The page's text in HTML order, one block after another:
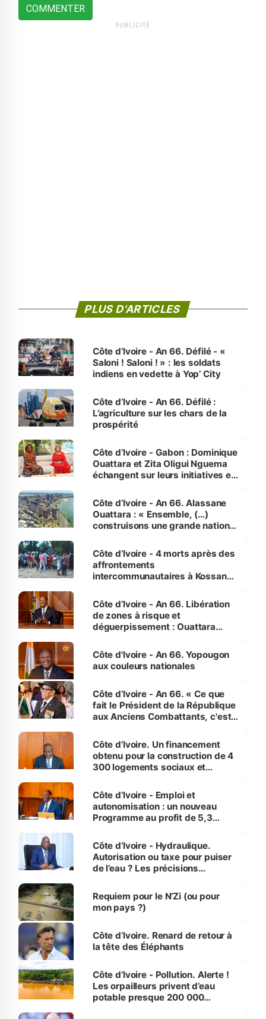
COMMENTER
PUBLICITÉ
PLUS D'ARTICLES
Côte d’Ivoire - An 66. Défilé - «
Saloni ! Saloni ! » : les soldats
indiens en vedette à Yop’ City
Côte d’Ivoire - An 66. Défilé :
L’agriculture sur les chars de la
prospérité
Côte d’Ivoire - Gabon : Dominique
Ouattara et Zita Oligui Nguema
échangent sur leurs initiatives en
enfants
Côte d’Ivoire - An 66. Alassane
Ouattara : « Ensemble, (…)
construisons une grande nation
générations futures »
Côte d’Ivoire - 4 morts après des
affrontements
intercommunautaires à Kossandji
milieu des sinistrés
Côte d’Ivoire - An 66. Libération
de zones à risque et
déguerpissement : Ouattara
l'Etat de droit pour préserver les
vies humaines »
Côte d'Ivoire - An 66. Yopougon
aux couleurs nationales
Côte d’Ivoire - An 66. « Ce que
fait le Président de la République
aux Anciens Combattants, c'est
Côte d’Ivoire. Un financement
obtenu pour la construction de 4
300 logements sociaux et
et Yamoussoukro
Côte d’Ivoire - Emploi et
autonomisation : un nouveau
Programme au profit de 5,3
Côte d’Ivoire - Hydraulique.
Autorisation ou taxe pour puiser
de l’eau ? Les précisions
Requiem pour le N’Zi (ou pour
mon pays ?)
Côte d’Ivoire. Renard de retour à
la tête des Éléphants
Côte d’Ivoire - Pollution. Alerte !
Les orpailleurs privent d’eau
potable presque 200 000